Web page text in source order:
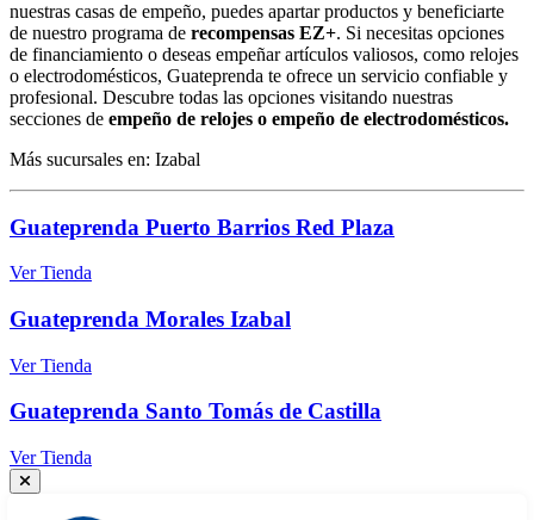
nuestras casas de empeño, puedes apartar productos y beneficiarte
de nuestro programa de recompensas EZ+. Si necesitas opciones
de financiamiento o deseas empeñar artículos valiosos, como relojes
o electrodomésticos, Guateprenda te ofrece un servicio confiable y
profesional. Descubre todas las opciones visitando nuestras
secciones de empeño de relojes o empeño de electrodomésticos.
Más sucursales en: Izabal
Guateprenda Puerto Barrios Red Plaza
Ver Tienda
Guateprenda Morales Izabal
Ver Tienda
Guateprenda Santo Tomás de Castilla
Ver Tienda